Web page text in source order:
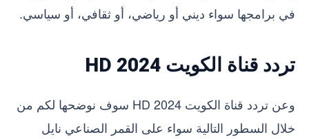
في برامجها سواء ديني أو رياضي، أو ثقافي، أو سياسي.
تردد قناة الكويت HD 2024
وعن تردد قناة الكويت HD 2024 سوف نوضحها لكم من
خلال السطور التالية سواء على القمر الصناعي نايل